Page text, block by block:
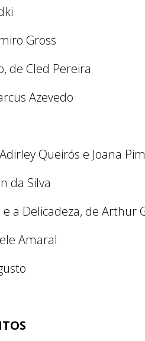
Gross
de Cled Pereira
Azevedo
Queirós e Joana
da Silva
a Delicadeza, de Arthur
Amaral